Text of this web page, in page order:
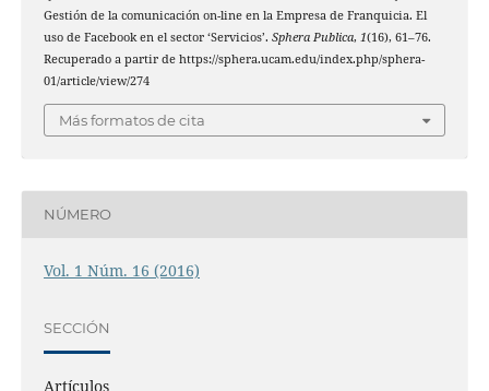
Gestión de la comunicación on-line en la Empresa de Franquicia. El
uso de Facebook en el sector ‘Servicios’. Sphera Publica, 1(16), 61–76.
Recuperado a partir de https://sphera.ucam.edu/index.php/sphera-
01/article/view/274
Más formatos de cita
NÚMERO
Vol. 1 Núm. 16 (2016)
SECCIÓN
Artículos